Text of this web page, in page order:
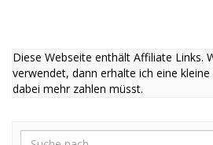
Diese Webseite enthält Affiliate Links.
verwendet, dann erhalte ich eine
dabei mehr zahlen müsst.